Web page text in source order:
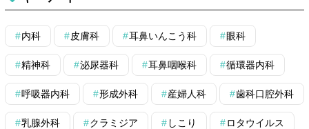
内科 皮膚科 耳鼻いんこう科 眼科
精神科 泌尿器科 耳鼻咽喉科 循環器内科
呼吸器内科 形成外科 産婦人科 歯科口腔外科
乳腺外科 クラミジア しこり ロタウイルス